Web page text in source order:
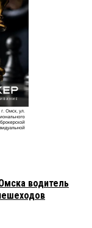
водитель